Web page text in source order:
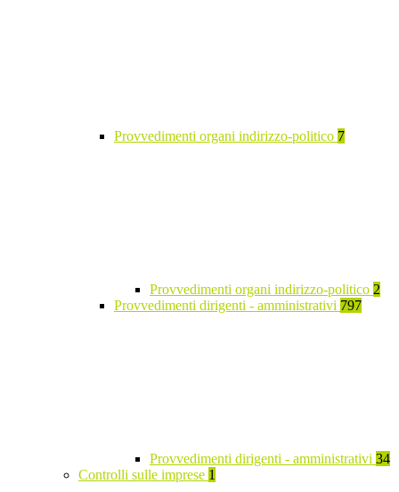
Provvedimenti organi indirizzo-politico 7
Provvedimenti organi indirizzo-politico 2
Provvedimenti dirigenti - amministrativi 797
Provvedimenti dirigenti - amministrativi 34
Controlli sulle imprese 1